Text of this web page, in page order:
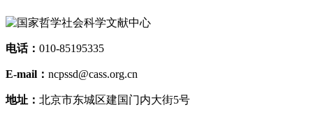
电话： 010-85195335
E-mail： ncpssd@cass.org.cn
地址： 北京市东城区建国门内大街5号